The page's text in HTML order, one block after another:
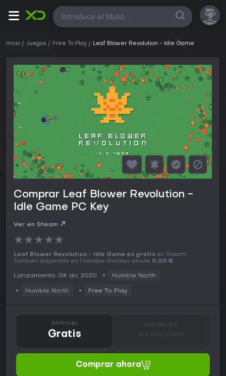
Todas
Inicio Juegos Free To Play Leaf Blower Revolution - Idle Game
Comprar Leaf Blower Revolution -
Idle Game PC Key
Ver en Steam
★★★★★
Leaf Blower Revolution - Idle Game es gratis en Steam!
También disponible en 1 tiendas oficiales desde 0,00 €.
Lanzamiento: 04 dic 2020 Humble North
Humble North Free To Play
OFFICIAL
Gratis No disponible
Comprar ahora